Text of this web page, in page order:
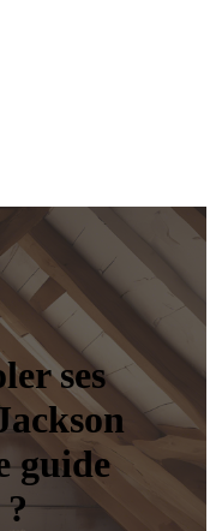
ses
guide